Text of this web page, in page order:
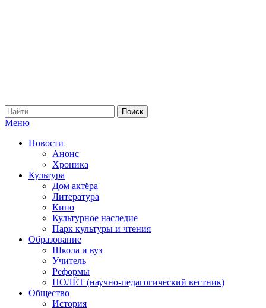
Меню
Новости
Анонс
Хроника
Культура
Дом актёра
Литература
Кино
Культурное наследие
Парк культуры и чтения
Образование
Школа и вуз
Учитель
Реформы
ПОЛЁТ (научно-педагогический вестник)
Общество
История